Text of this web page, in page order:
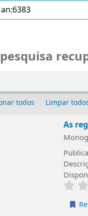
todos Limpar
As